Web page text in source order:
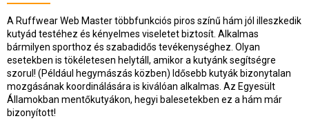
A Ruffwear Web Master többfunkciós piros színű hám jól illeszkedik
kutyád testéhez és kényelmes viseletet biztosít. Alkalmas
bármilyen sporthoz és szabadidős tevékenységhez. Olyan
esetekben is tökéletesen helytáll, amikor a kutyánk segítségre
szorul! (Például hegymászás közben) Idősebb kutyák bizonytalan
mozgásának koordinálására is kiválóan alkalmas. Az Egyesült
Államokban mentőkutyákon, hegyi balesetekben ez a hám már
bizonyított!